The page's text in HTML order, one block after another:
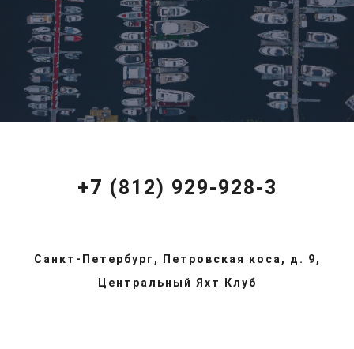
+7 (812) 929-928-3
Санкт-Петербург, Петровская коса, д. 9,
Центральный Яхт Клуб